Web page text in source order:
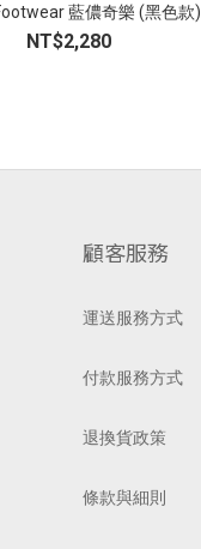
藍儂奇樂 (黑色款)
NT$2,280
顧客服務
運送服務方式
付款服務方式
退換貨政策
條款與細則